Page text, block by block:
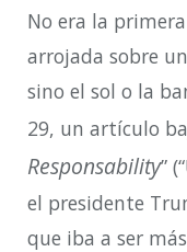
No era la
arrojada sobre
sino el sol o la
29, un artículo
Responsability”
el presidente
que iba a ser